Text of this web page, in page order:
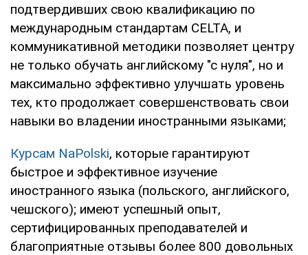
подтвердивших свою квалификацию по
международным стандартам CELTA, и
коммуникативной методики позволяет центру
не только обучать английскому "с нуля", но и
максимально эффективно улучшать уровень
тех, кто продолжает совершенствовать свои
навыки во владении иностранными языками;
Курсам NaPolski, которые гарантируют
быстрое и эффективное изучение
иностранного языка (польского, английского,
чешского); имеют успешный опыт,
сертифицированных преподавателей и
благоприятные отзывы более 800 довольных